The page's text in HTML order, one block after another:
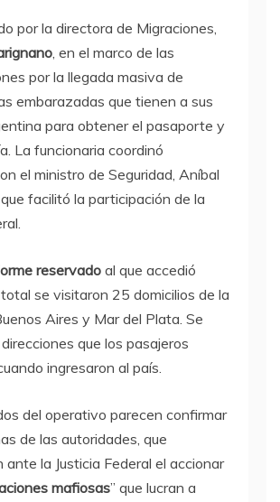
por la directora de Migraciones,
, en el marco de las
por la llegada masiva de
embarazadas que tienen a sus
para obtener el pasaporte y
La funcionaria coordinó
el ministro de Seguridad, Aníbal
facilitó la participación de la
reservado al que accedió
se visitaron 25 domicilios de la
Aires y Mar del Plata. Se
que los pasajeros
ingresaron al país.
del operativo parecen confirmar
de las autoridades, que
ante la Justicia Federal el accionar
mafiosas” que lucran a